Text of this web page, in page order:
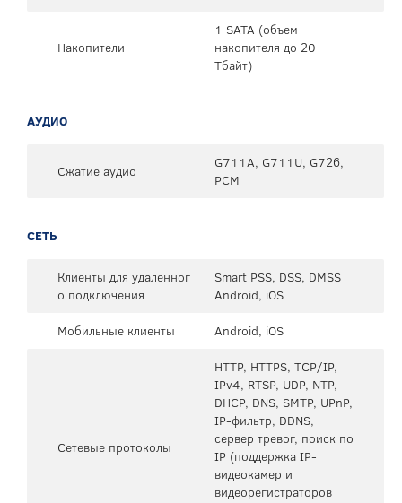
Накопители
1 SATA (объем
накопителя до 20
Тбайт)
АУДИО
Сжатие аудио
G711A, G711U, G726,
PCM
СЕТЬ
Клиенты для удаленног
о подключения
Smart PSS, DSS, DMSS
Android, iOS
Мобильные клиенты
Android, iOS
Сетевые протоколы
HTTP, HTTPS, TCP/IP,
IPv4, RTSP, UDP, NTP,
DHCP, DNS, SMTP, UPnP,
IP-фильтр, DDNS,
сервер тревог, поиск по
IP (поддержка IP-
видеокамер и
видеорегистраторов